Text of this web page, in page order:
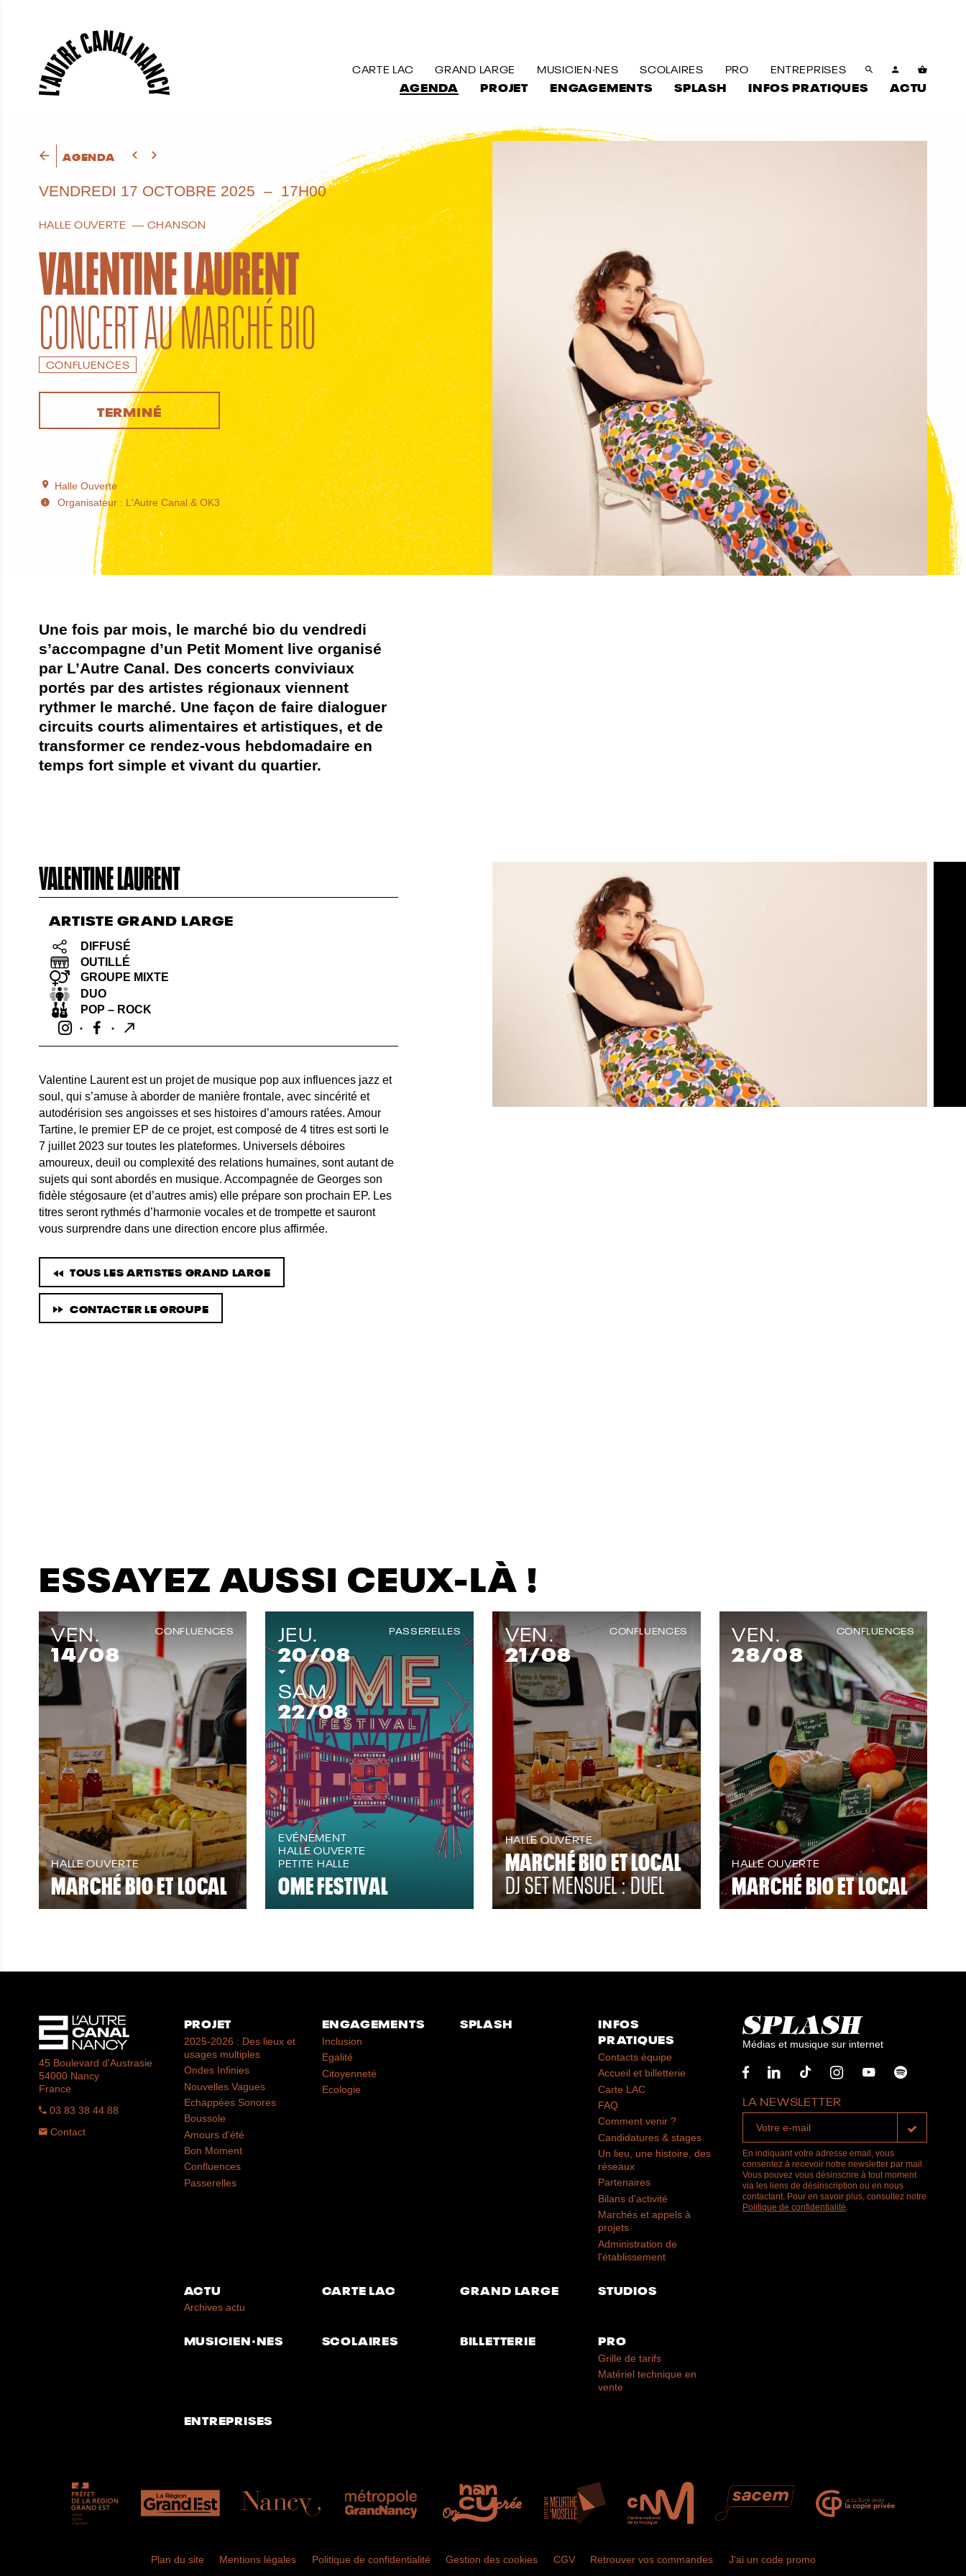
CARTE LAC GRAND LARGE MUSICIEN·NES SCOLAIRES PRO ENTREPRISES
AGENDA PROJET ENGAGEMENTS SPLASH INFOS PRATIQUES ACTU
AGENDA
VENDREDI 17 OCTOBRE 2025 17H00
HALLE OUVERTE CHANSON
VALENTINE LAURENT
CONCERT AU MARCHÉ BIO
CONFLUENCES
TERMINÉ
Halle Ouverte
Organisateur : L'Autre Canal & OK3
Une fois par mois, le marché bio du vendredi
s’accompagne d’un Petit Moment live organisé
par L’Autre Canal. Des concerts conviviaux
portés par des artistes régionaux viennent
rythmer le marché. Une façon de faire dialoguer
circuits courts alimentaires et artistiques, et de
transformer ce rendez-vous hebdomadaire en
temps fort simple et vivant du quartier.
VALENTINE LAURENT
ARTISTE GRAND LARGE
DIFFUSÉ
OUTILLÉ
GROUPE MIXTE
DUO
POP – ROCK
Valentine Laurent est un projet de musique pop aux influences jazz et
soul, qui s’amuse à aborder de manière frontale, avec sincérité et
autodérision ses angoisses et ses histoires d’amours ratées. Amour
Tartine, le premier EP de ce projet, est composé de 4 titres est sorti le
7 juillet 2023 sur toutes les plateformes. Universels déboires
amoureux, deuil ou complexité des relations humaines, sont autant de
sujets qui sont abordés en musique. Accompagnée de Georges son
fidèle stégosaure (et d’autres amis) elle prépare son prochain EP. Les
titres seront rythmés d’harmonie vocales et de trompette et sauront
vous surprendre dans une direction encore plus affirmée.
TOUS LES ARTISTES GRAND LARGE
CONTACTER LE GROUPE
ESSAYEZ AUSSI CEUX-LÀ !
VEN.
14/08
CONFLUENCES
HALLE OUVERTE
MARCHÉ BIO ET LOCAL
JEU.
20/08
SAM.
22/08
PASSERELLES
EVÉNEMENT
HALLE OUVERTE
PETITE HALLE
OME FESTIVAL
VEN.
21/08
CONFLUENCES
HALLE OUVERTE
MARCHÉ BIO ET LOCAL
DJ SET MENSUEL : DUEL
VEN.
28/08
CONFLUENCES
HALLE OUVERTE
MARCHÉ BIO ET LOCAL
45 Boulevard d'Austrasie
54000 Nancy
France
03 83 38 44 88
Contact
PROJET
2025-2026 : Des lieux et
usages multiples
Ondes Infinies
Nouvelles Vagues
Echappées Sonores
Boussole
Amours d'été
Bon Moment
Confluences
Passerelles
ENGAGEMENTS
Inclusion
Egalité
Citoyenneté
Ecologie
SPLASH
INFOS
PRATIQUES
Contacts équipe
Accueil et billetterie
Carte LAC
FAQ
Comment venir ?
Candidatures & stages
Un lieu, une histoire, des
réseaux
Partenaires
Bilans d'activité
Marchés et appels à
projets
Administration de
l'établissement
ACTU
Archives actu
CARTE LAC GRAND LARGE STUDIOS
MUSICIEN·NES SCOLAIRES BILLETTERIE PRO
Grille de tarifs
Matériel technique en
vente
ENTREPRISES
Médias et musique sur internet
LA NEWSLETTER
En indiquant votre adresse email, vous
consentez à recevoir notre newsletter par mail.
Vous pouvez vous désinscrire à tout moment
via les liens de désinscription ou en nous
contactant. Pour en savoir plus, consultez notre
Politique de confidentialité
Plan du site Mentions légales Politique de confidentialité Gestion des cookies CGV Retrouver vos commandes J'ai un code promo